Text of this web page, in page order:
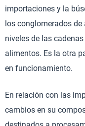
importaciones y la
los conglomerados
niveles de las
alimentos. Es la otra
en funcionamiento.
En relación con las
cambios en su